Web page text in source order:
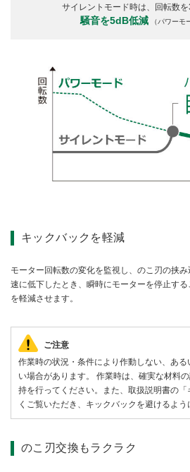
サイレントモード時は、回転数
騒音を5dB低減 （パワーモ
キックバックを軽減
モーター回転数の変化を監視し、のこ刃の挟
速に低下したとき、瞬時にモーターを停止す
を軽減させます。
ご注意
作業時の状況・条件により作動しない、あ
い場合があります。 作業時は、確実な材料
持を行ってください。また、取扱説明書の
くご覧いただき、キックバックを避けるよう
のこ刃交換もラクラク